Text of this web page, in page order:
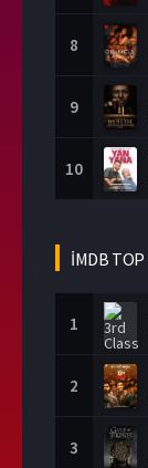
8
9
10
İMDB TOP
1
2
3